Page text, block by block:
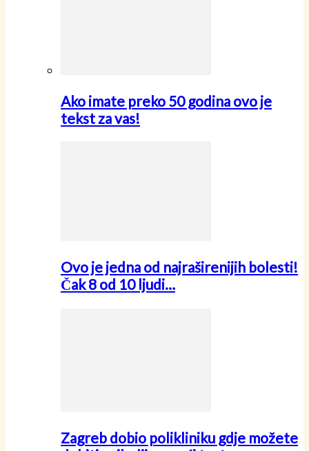
Ako imate preko 50 godina ovo je
tekst za vas!
Ovo je jedna od najraširenijih bolesti!
Čak 8 od 10 ljudi…
Zagreb dobio polikliniku gdje možete